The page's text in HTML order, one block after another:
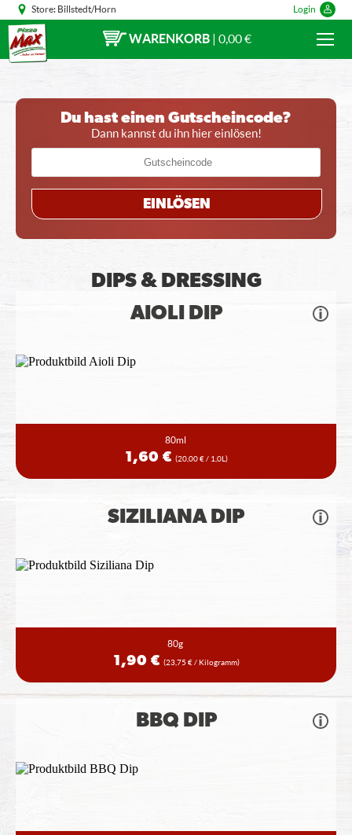
Store: Billstedt/Horn Login
WARENKORB | 0,00 €
Du hast einen Gutscheincode?
Dann kannst du ihn hier einlösen!
EINLÖSEN
DIPS & DRESSING
AIOLI DIP
80ml
1,60 € (20,00 € / 1,0L)
SIZILIANA DIP
80g
1,90 € (23,75 € / Kilogramm)
BBQ DIP